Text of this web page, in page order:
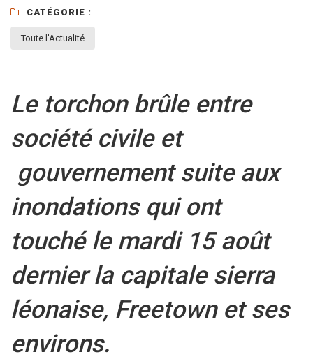
CATÉGORIE :
Toute l'Actualité
Le torchon brûle entre
société civile et
gouvernement suite aux
inondations qui ont
touché le mardi 15 août
dernier la capitale sierra
léonaise, Freetown et ses
environs.